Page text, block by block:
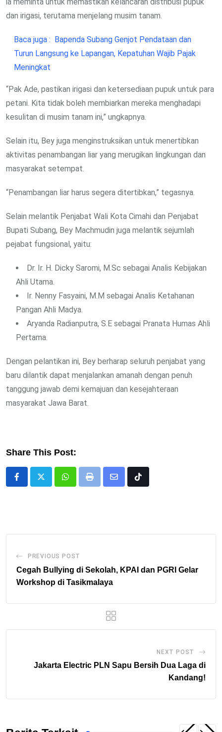
dan irigasi, terutama menjelang musim tanam.
Baca juga : Bapenda Subang Genjot Pendataan dan
Turun Langsung ke Lapangan, Kepatuhan Wajib Pajak
Meningkat
“Pak Ade, pastikan irigasi dan ketersediaan pupuk untuk para
petani. Kita tidak boleh membiarkan mereka menghadapi
kesulitan di musim tanam ini,” ungkapnya.
Selain itu, Bey juga menginstruksikan untuk menertibkan
aktivitas penambangan liar yang merugikan lingkungan dan
masyarakat setempat.
“Penambangan liar harus segera ditertibkan,” tegasnya.
Selain melantik Penjabat Wali Kota Cimahi dan Penjabat
Bupati Subang, Bey Machmudin juga melantik sejumlah
pejabat fungsional, yaitu:
Dr. Ir. H. Dicky Saromi, M.Sc sebagai Analis Kebijakan
Ahli Utama.
Ir. Nenny Fasyaini, M.M sebagai Analis Ketahanan
Pangan Ahli Madya.
Aryanda Radianputra, S.E sebagai Pranata Humas Ahli
Pertama.
Dengan pelantikan ini, Bey berharap seluruh penjabat yang
baru dilantik dapat menjalankan amanah dengan penuh
tanggung jawab demi kemajuan dan kesejahteraan
masyarakat Jawa Barat.
Share This Post:
WhatsappPrint
Share
Tiktok
PREVIOUS POST
Cegah Bullying di Sekolah, KPAI dan PGRI Gelar
Workshop di Tasikmalaya
NEXT POST
Jakarta Electric PLN Sapu Bersih Dua Laga di
Kandang!